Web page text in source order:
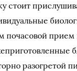
стоит
почасовой
разогретой